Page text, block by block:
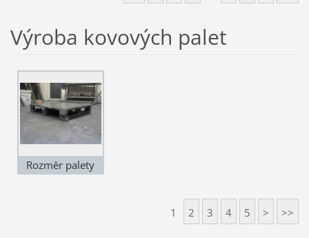
Výroba kovových palet
Rozměr palety
1 2 3 4 5 > >>